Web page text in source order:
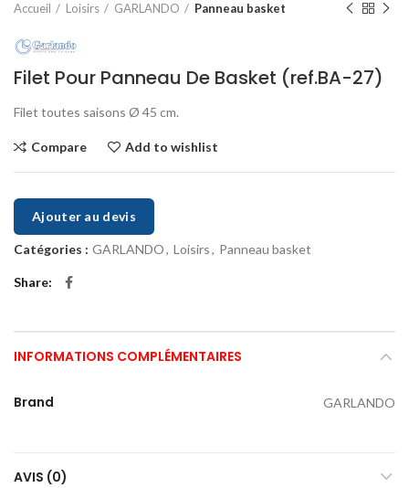
Accueil Loisirs GARLANDO Panneau basket
Filet Pour Panneau De Basket (ref.BA-27)
Filet toutes saisons Ø 45 cm.
Compare Add to wishlist
Ajouter au devis
Catégories : GARLANDO, Loisirs, Panneau basket
Share
INFORMATIONS COMPLÉMENTAIRES
Brand GARLANDO
AVIS (0)